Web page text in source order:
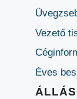
Vezető
Éves